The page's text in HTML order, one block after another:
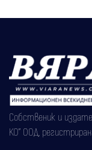
Собственик и
КО" ООД,